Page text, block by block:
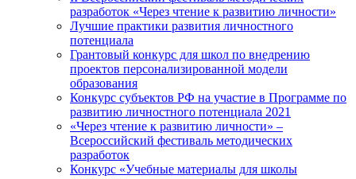
разработок «Через чтение к развитию личности»
Лучшие практики развития личностного
потенциала
Грантовый конкурс для школ по внедрению
проектов персонализированной модели
образования
Конкурс субъектов РФ на участие в Программе по
развитию личностного потенциала 2021
«Через чтение к развитию личности» –
Всероссийский фестиваль методических
разработок
Конкурс «Учебные материалы для школы